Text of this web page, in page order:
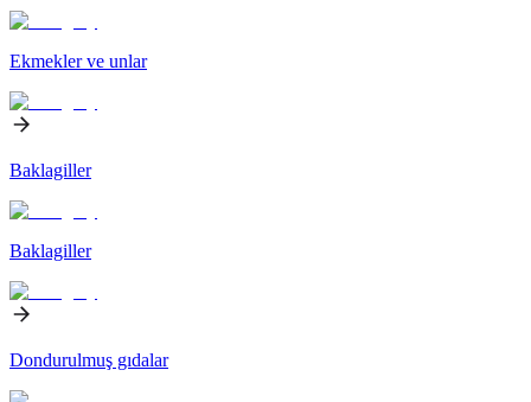
Ekmekler ve unlar
Baklagiller
Baklagiller
Dondurulmuş gıdalar